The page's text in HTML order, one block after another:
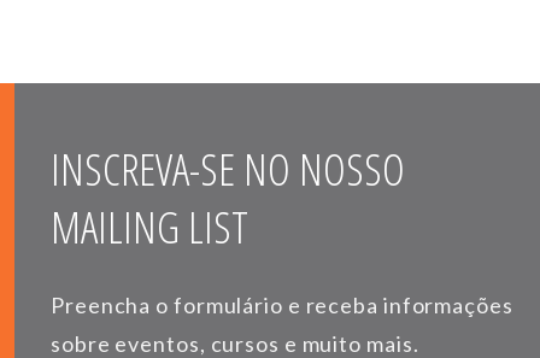
INSCREVA-SE NO NOSSO
MAILING LIST
Preencha o formulário e receba informações
sobre eventos, cursos e muito mais.